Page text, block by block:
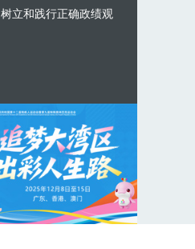
树立和践行正确政绩观